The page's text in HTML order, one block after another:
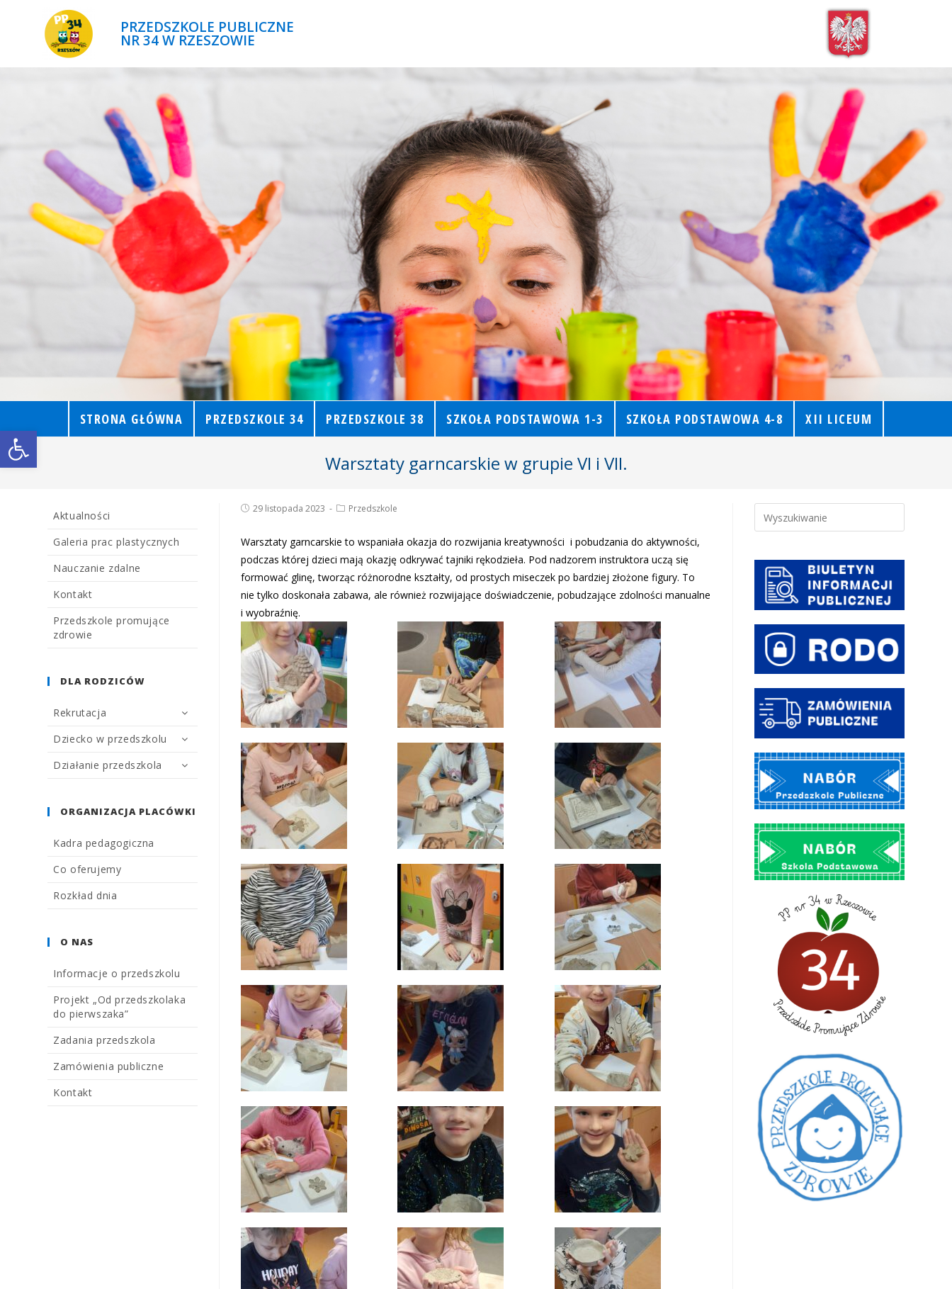
Open toolbar
PRZEDSZKOLE PUBLICZNE
NR 34 W RZESZOWIE
STRONA GŁÓWNA PRZEDSZKOLE 34 PRZEDSZKOLE 38 SZKOŁA PODSTAWOWA 1-3 SZKOŁA PODSTAWOWA 4-8 XII LICEUM
Warsztaty garncarskie w grupie VI i VII.
29 listopada 2023 Przedszkole
Warsztaty garncarskie to wspaniała okazja do rozwijania kreatywności i pobudzania do aktywności,
podczas której dzieci mają okazję odkrywać tajniki rękodzieła. Pod nadzorem instruktora uczą się
formować glinę, tworząc różnorodne kształty, od prostych miseczek po bardziej złożone figury. To
nie tylko doskonała zabawa, ale również rozwijające doświadczenie, pobudzające zdolności manualne
i wyobraźnię.
Aktualności
Galeria prac plastycznych
Nauczanie zdalne
Kontakt
Przedszkole promujące
zdrowie
DLA RODZICÓW
Rekrutacja
Dziecko w przedszkolu
Działanie przedszkola
ORGANIZACJA PLACÓWKI
Kadra pedagogiczna
Co oferujemy
Rozkład dnia
O NAS
Informacje o przedszkolu
Projekt „Od przedszkolaka
do pierwszaka”
Zadania przedszkola
Zamówienia publiczne
Kontakt